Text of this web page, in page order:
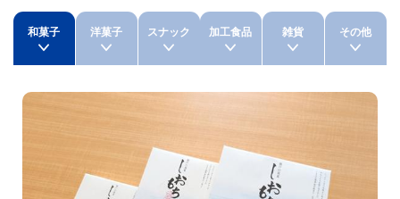
和菓子 洋菓子 スナック 加工食品 雑貨 その他